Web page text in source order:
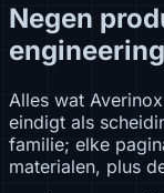
Negen
Alles wat
eindigt als
familie; elke
materialen, plus